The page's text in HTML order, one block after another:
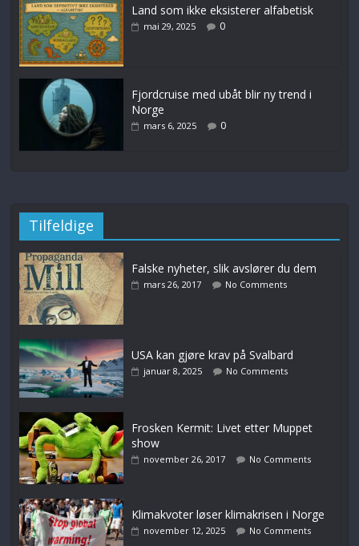
Land som ikke eksisterer alfabetisk
mai 29, 2025 0
Fjordcruise med ubåt blir ny trend i
Norge
mars 6, 2025 0
Tilfeldige
Falske nyheter, slik avslører du dem
mars 26, 2017 No Comments
USA kan gjøre krav på Svalbard
januar 8, 2025 No Comments
Frosken Kermit: Livet etter Muppet
show
november 26, 2017 No Comments
Klimakvoter løser klimakrisen i Norge
november 12, 2025 No Comments